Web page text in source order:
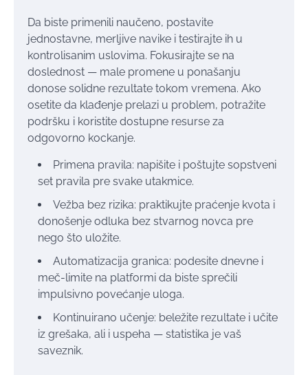
Da biste primenili naučeno, postavite
jednostavne, merljive navike i testirajte ih u
kontrolisanim uslovima. Fokusirajte se na
doslednost — male promene u ponašanju
donose solidne rezultate tokom vremena. Ako
osetite da klađenje prelazi u problem, potražite
podršku i koristite dostupne resurse za
odgovorno kockanje.
Primena pravila: napišite i poštujte sopstveni
set pravila pre svake utakmice.
Vežba bez rizika: praktikujte praćenje kvota i
donošenje odluka bez stvarnog novca pre
nego što uložite.
Automatizacija granica: podesite dnevne i
meč-limite na platformi da biste sprečili
impulsivno povećanje uloga.
Kontinuirano učenje: beležite rezultate i učite
iz grešaka, ali i uspeha — statistika je vaš
saveznik.